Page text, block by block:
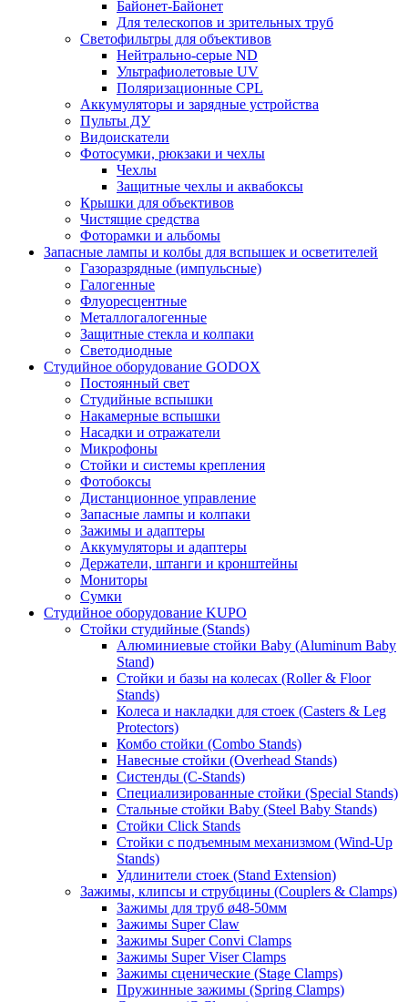
Байонет-Байонет
Для телескопов и зрительных труб
Светофильтры для объективов
Нейтрально-серые ND
Ультрафиолетовые UV
Поляризационные CPL
Аккумуляторы и зарядные устройства
Пульты ДУ
Видоискатели
Фотосумки, рюкзаки и чехлы
Чехлы
Защитные чехлы и аквабоксы
Крышки для объективов
Чистящие средства
Фоторамки и альбомы
Запасные лампы и колбы для вспышек и осветителей
Газоразрядные (импульсные)
Галогенные
Флуоресцентные
Металлогалогенные
Защитные стекла и колпаки
Светодиодные
Студийное оборудование GODOX
Постоянный свет
Студийные вспышки
Накамерные вспышки
Насадки и отражатели
Микрофоны
Стойки и системы крепления
Фотобоксы
Дистанционное управление
Запасные лампы и колпаки
Зажимы и адаптеры
Аккумуляторы и адаптеры
Держатели, штанги и кронштейны
Мониторы
Сумки
Студийное оборудование KUPO
Стойки студийные (Stands)
Алюминиевые стойки Baby (Aluminum Baby
Stand)
Стойки и базы на колесах (Roller & Floor
Stands)
Колеса и накладки для стоек (Casters & Leg
Protectors)
Комбо стойки (Combo Stands)
Навесные стойки (Overhead Stands)
Систенды (C-Stands)
Специализированные стойки (Special Stands)
Стальные стойки Baby (Steel Baby Stands)
Стойки Click Stands
Стойки с подъемным механизмом (Wind-Up
Stands)
Удлинители стоек (Stand Extension)
Зажимы, клипсы и струбцины (Couplers & Clamps)
Зажимы для труб ø48-50мм
Зажимы Super Claw
Зажимы Super Convi Clamps
Зажимы Super Viser Clamps
Зажимы сценические (Stage Clamps)
Пружинные зажимы (Spring Clamps)